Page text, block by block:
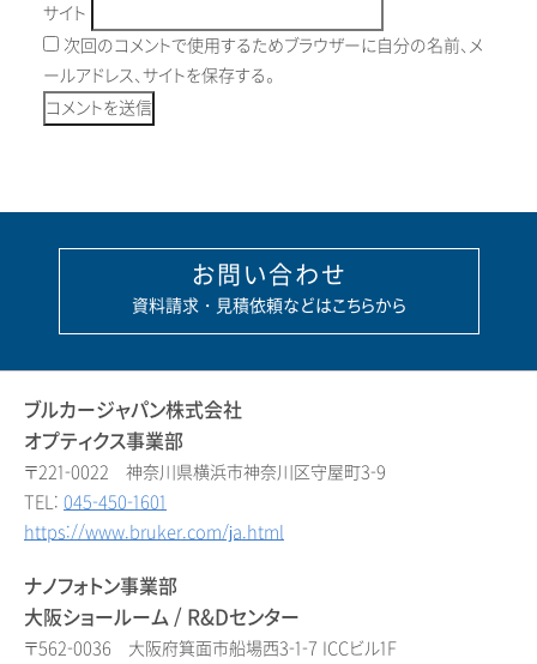
サイト
次回のコメントで使用するためブラウザーに自分の名前、メ
ールアドレス、サイトを保存する。
お問い合わせ
資料請求・見積依頼などはこちらから
ブルカージャパン株式会社
オプティクス事業部
〒221-0022 神奈川県横浜市神奈川区守屋町3-9
TEL: 045-450-1601
https://www.bruker.com/ja.html
ナノフォトン事業部
大阪ショールーム / R&Dセンター
〒562-0036 大阪府箕面市船場西3-1-7 ICCビル1F